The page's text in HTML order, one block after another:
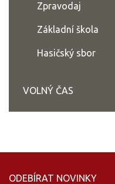
Zpravodaj
Základní škola
Hasičský sbor
VOLNÝ ČAS
ODEBÍRAT NOVINKY